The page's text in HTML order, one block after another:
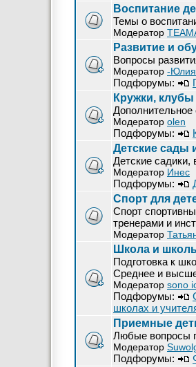
Воспитание
Темы о
Модератор
Развитие и
Вопросы
Модератор -
Подфорумы:
Кружки,
Модератор olen
Подфорумы:
Детские сады
Детские садики,
Модератор Инес
Подфорумы:
Спорт для
Спорт
тренерами и
Модератор
Школа и
Подготовка к
Среднее и
Модератор sono
Подфорумы:
школах и
Приемные
Любые вопросы
Модератор
Подфорумы: